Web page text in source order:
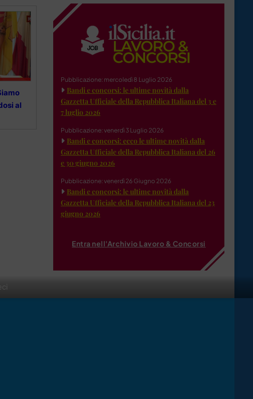
al
Pubblicazione: mercoledì 8 Luglio 2026
Bandi e concorsi: le ultime novità dalla
Gazzetta Ufficiale della Repubblica Italiana del 3 e
7 luglio 2026
Pubblicazione: venerdì 3 Luglio 2026
Bandi e concorsi: ecco le ultime novità dalla
Gazzetta Ufficiale della Repubblica Italiana del 26
e 30 giugno 2026
Pubblicazione: venerdì 26 Giugno 2026
Bandi e concorsi: le ultime novità dalla
Gazzetta Ufficiale della Repubblica Italiana del 23
giugno 2026
Entra nell'Archivio Lavoro & Concorsi